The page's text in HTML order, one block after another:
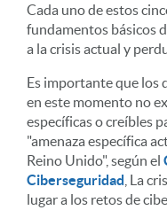
Cada uno de estos
fundamentos básicos
a la crisis actual y
Es importante que los
en este momento no
específicas o creíbles
"amenaza específica
Reino Unido", según el
Ciberseguridad , La
lugar a los retos de